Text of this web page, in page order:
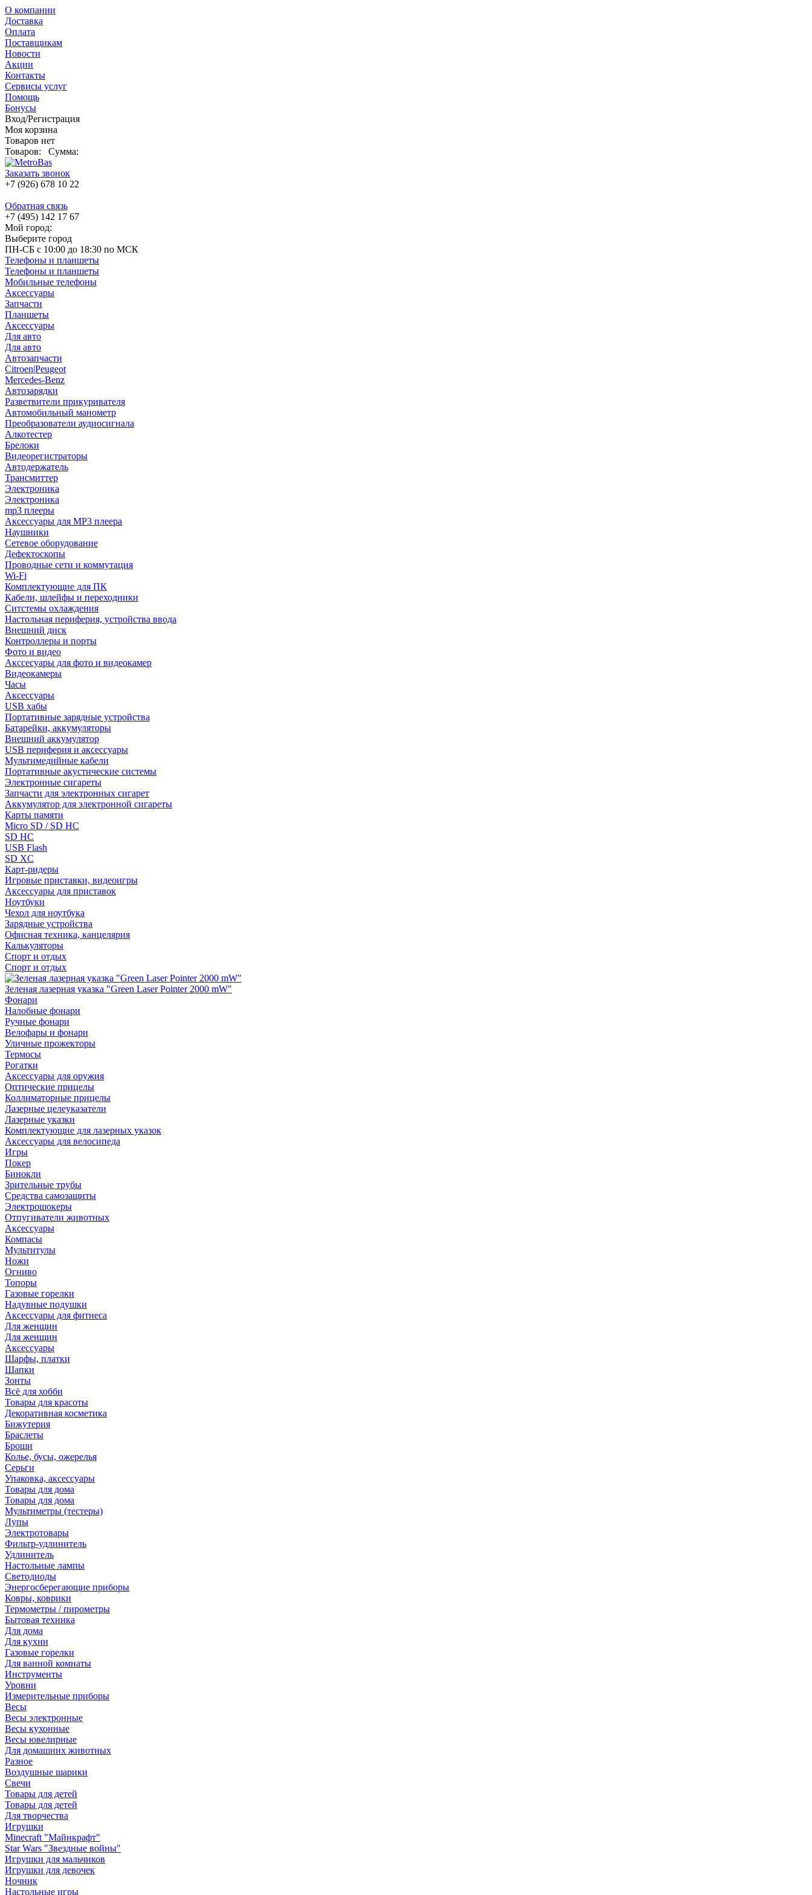
О компании
Доставка
Оплата
Поставщикам
Новости
Акции
Контакты
Сервисы услуг
Помощь
Бонусы
Вход/Регистрация
Моя корзина
Товаров нет
Товаров:
Сумма:
Заказать звонок
+7 (926) 678 10 22
Обратная связь
+7 (495) 142 17 67
Мой город:
Выберите город
ПН-СБ с 10:00 до 18:30 по МСК
Телефоны и планшеты
Телефоны и планшеты
Мобильные телефоны
Аксессуары
Запчасти
Планшеты
Аксессуары
Для авто
Для авто
Автозапчасти
Citroen|Peugeot
Mercedes-Benz
Автозарядки
Разветвители прикуривателя
Автомобильный манометр
Преобразователи аудиосигнала
Алкотестер
Брелоки
Видеорегистраторы
Автодержатель
Трансмиттер
Электроника
Электроника
mp3 плееры
Аксессуары для MP3 плеера
Наушники
Сетевое оборудование
Дефектоскопы
Проводные сети и коммутация
Wi-Fi
Комплектующие для ПК
Кабели, шлейфы и переходники
Ситстемы охлаждения
Настольная периферия, устройства ввода
Внешний диск
Контроллеры и порты
Фото и видео
Акссесуары для фото и видеокамер
Видеокамеры
Часы
Аксессуары
USB хабы
Портативные зарядные устройства
Батарейки, аккумуляторы
Внешний аккумулятор
USB периферия и аксессуары
Мультимедийные кабели
Портативные акустические системы
Электронные сигареты
Запчасти для электронных сигарет
Аккумулятор для электронной сигареты
Карты памяти
Micro SD / SD HC
SD HC
USB Flash
SD XC
Карт-ридеры
Игровые приставки, видеоигры
Аксессуары для приставок
Ноутбуки
Чехол для ноутбука
Зарядные устройства
Офисная техника, канцелярия
Калькуляторы
Спорт и отдых
Спорт и отдых
Зеленая лазерная указка "Green Laser Pointer 2000 mW"
Фонари
Налобные фонари
Ручные фонари
Велофары и фонари
Уличные прожекторы
Термосы
Рогатки
Аксессуары для оружия
Оптические прицелы
Коллиматорные прицелы
Лазерные целеуказатели
Лазерные указки
Комплектующие для лазерных указок
Аксессуары для велосипеда
Игры
Покер
Бинокли
Зрительные трубы
Средства самозащиты
Электрошокеры
Отпугиватели животных
Аксессуары
Компасы
Мультитулы
Ножи
Огниво
Топоры
Газовые горелки
Надувные подушки
Аксессуары для фитнеса
Для женщин
Для женщин
Аксессуары
Шарфы, платки
Шапки
Зонты
Всё для хобби
Товары для красоты
Декоративная косметика
Бижутерия
Браслеты
Броши
Колье, бусы, ожерелья
Серьги
Упаковка, аксессуары
Товары для дома
Товары для дома
Мультиметры (тестеры)
Лупы
Электротовары
Фильтр-удлинитель
Удлинитель
Настольные лампы
Светодиоды
Энергосберегающие приборы
Ковры, коврики
Термометры / пирометры
Бытовая техника
Для дома
Для кухни
Газовые горелки
Для ванной комнаты
Инструменты
Уровни
Измерительные приборы
Весы
Весы электронные
Весы кухонные
Весы ювелирные
Для домашних животных
Разное
Воздушные шарики
Свечи
Товары для детей
Товары для детей
Для творчества
Игрушки
Minecraft "Майнкрафт"
Star Wars "Звездные войны"
Игрушки для мальчиков
Игрушки для девочек
Ночник
Настольные игры